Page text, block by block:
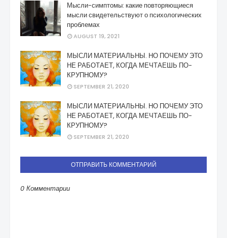
Мысли-симптомы: какие повторяющиеся
мысли свидетельствуют о психологических
проблемах
AUGUST 19, 2021
МЫСЛИ МАТЕРИАЛЬНЫ. НО ПОЧЕМУ ЭТО
НЕ РАБОТАЕТ, КОГДА МЕЧТАЕШЬ ПО-
КРУПНОМУ?
SEPTEMBER 21, 2020
МЫСЛИ МАТЕРИАЛЬНЫ. НО ПОЧЕМУ ЭТО
НЕ РАБОТАЕТ, КОГДА МЕЧТАЕШЬ ПО-
КРУПНОМУ?
SEPTEMBER 21, 2020
ОТПРАВИТЬ КОММЕНТАРИЙ
0 Комментарии